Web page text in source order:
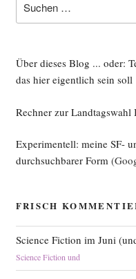
nach:
Über dieses Blog ... oder:
das hier eigentlich sein soll
Rechner zur Landtagswahl
Experimentell: meine SF-
durchsuchbarer Form
FRISCH
Science Fiction im Juni
Science Fiction und